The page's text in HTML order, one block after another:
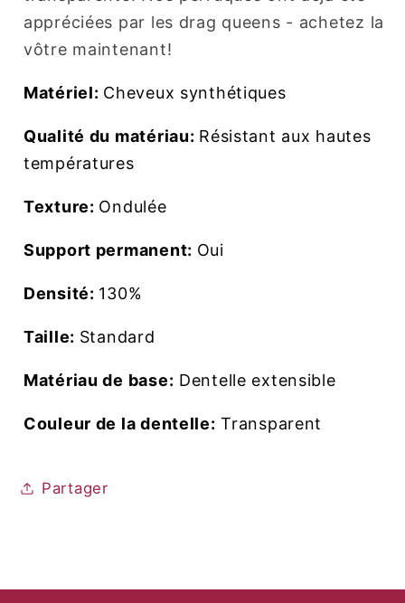
appréciées par les drag queens - achetez la
vôtre maintenant!
Matériel: Cheveux synthétiques
Qualité du matériau: Résistant aux hautes
températures
Texture: Ondulée
Support permanent: Oui
Densité: 130%
Taille: Standard
Matériau de base: Dentelle extensible
Couleur de la dentelle: Transparent
Partager